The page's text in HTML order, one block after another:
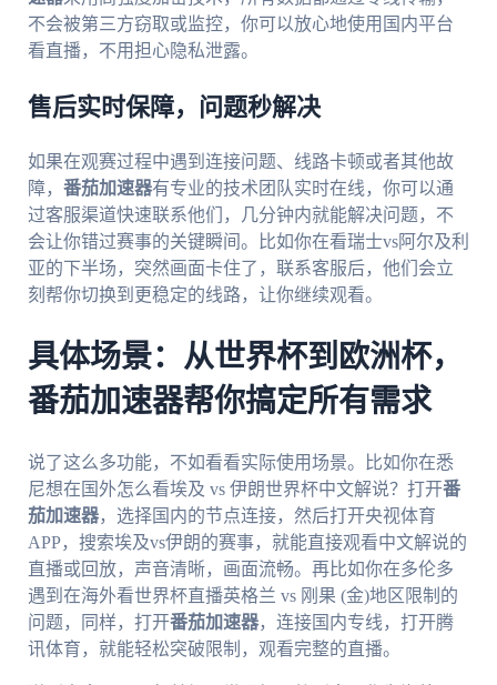
不会被第三方窃取或监控，你可以放心地使用国内平台
看直播，不用担心隐私泄露。
售后实时保障，问题秒解决
如果在观赛过程中遇到连接问题、线路卡顿或者其他故
障， 番茄加速器有专业的技术团队实时在线，你可以通
过客服渠道快速联系他们，几分钟内就能解决问题，不
会让你错过赛事的关键瞬间。比如你在看瑞士vs阿尔及利
亚的下半场，突然画面卡住了，联系客服后，他们会立
刻帮你切换到更稳定的线路，让你继续观看。
具体场景：从世界杯到欧洲杯，
番茄加速器帮你搞定所有需求
说了这么多功能，不如看看实际使用场景。比如你在悉
尼想在国外怎么看埃及 vs 伊朗世界杯中文解说？打开番
茄加速器，选择国内的节点连接，然后打开央视体育
APP，搜索埃及vs伊朗的赛事，就能直接观看中文解说的
直播或回放，声音清晰，画面流畅。再比如你在多伦多
遇到在海外看世界杯直播英格兰 vs 刚果 (金)地区限制的
问题，同样，打开番茄加速器，连接国内专线，打开腾
讯体育，就能轻松突破限制，观看完整的直播。